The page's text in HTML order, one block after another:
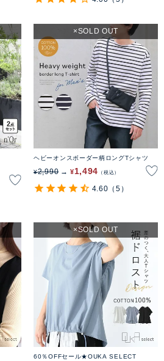
ヘビーオンスボーダー柄ロングTシャツ
¥2,990 ¥1,494 税込
SOLD OUT
4.60 （5）
60％OFFセール★OUKA SELECT
SOLD OUT